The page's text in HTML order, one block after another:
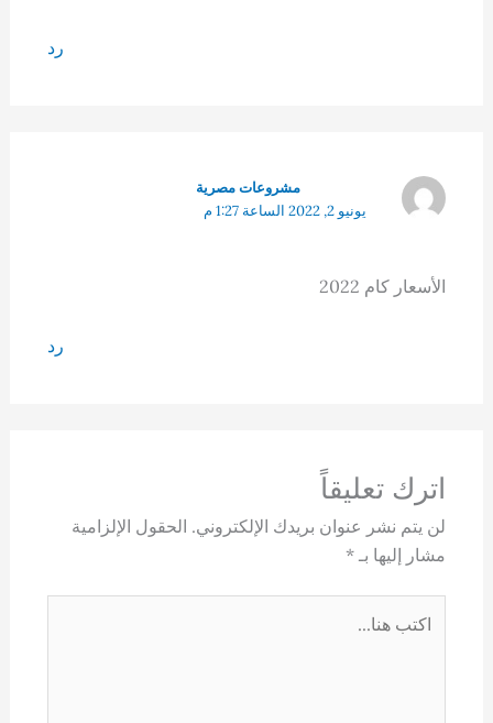
رد
مشروعات مصرية
يونيو 2, 2022 الساعة 1:27 م
الأسعار كام 2022
رد
اترك تعليقاً
لن يتم نشر عنوان بريدك الإلكتروني. الحقول الإلزامية
مشار إليها بـ *
هنا...